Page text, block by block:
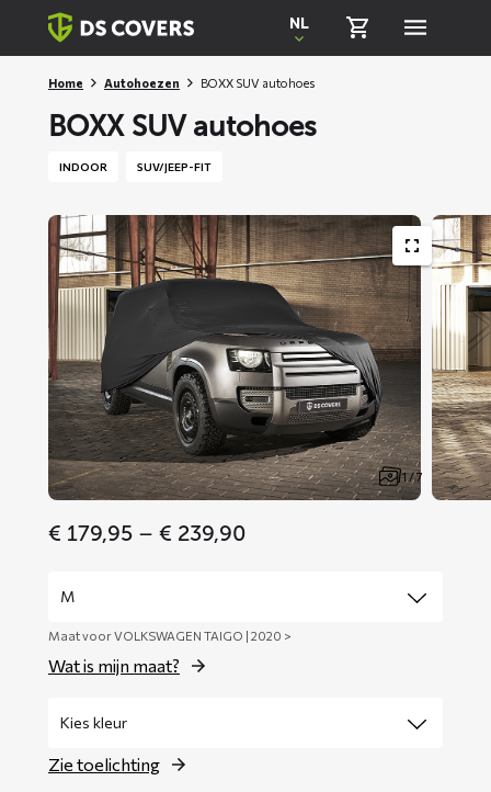
Skiplinks
NL
Home Autohoezen BOXX SUV autohoes
BOXX SUV autohoes
INDOOR SUV/JEEP-FIT
1 / 7
€ 179,95 – € 239,90
Maat voor VOLKSWAGEN TAIGO | 2020 >
Wat is mijn maat?
Zie toelichting